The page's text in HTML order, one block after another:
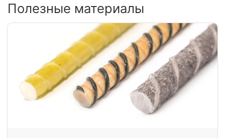
Полезные материалы